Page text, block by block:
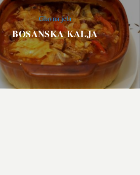
BOSANSKA KALJA
Glavna jela